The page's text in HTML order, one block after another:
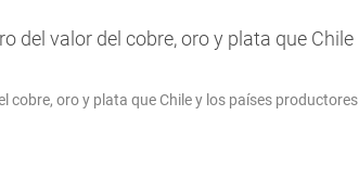
cobre, oro y plata que Chile y los países productores